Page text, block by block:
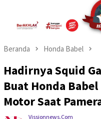
Beranda Honda Babel
Hadirnya Squid
Buat Honda
Motor Saat
Vissionnews.com